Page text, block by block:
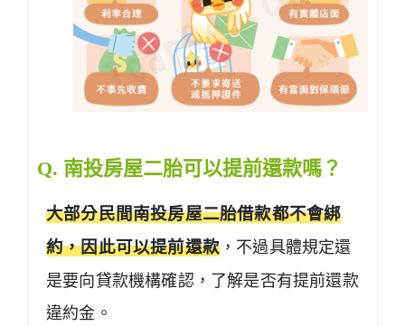
Q. 南投房屋二胎可以提前還款嗎？
大部分民間南投房屋二胎借款都不會綁
約，因此可以提前還款 ，不過具體規定還
是要向貸款機構確認，了解是否有提前還款
違約金。